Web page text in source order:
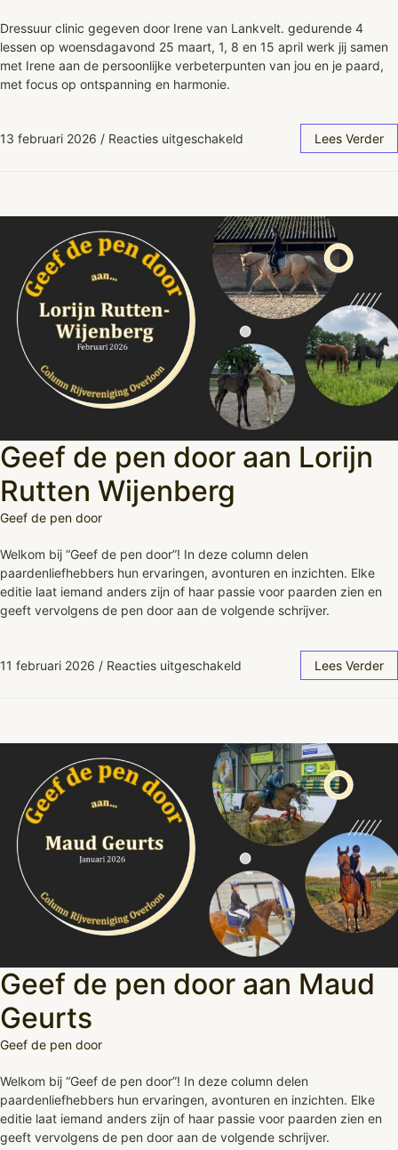
Dressuur clinic gegeven door Irene van Lankvelt. gedurende 4
lessen op woensdagavond 25 maart, 1, 8 en 15 april werk jij samen
met Irene aan de persoonlijke verbeterpunten van jou en je paard,
met focus op ontspanning en harmonie.
13 februari 2026 / Reacties uitgeschakeld Lees Verder
Geef de pen door aan Lorijn
Rutten Wijenberg
Geef de pen door
Welkom bij “Geef de pen door”! In deze column delen
paardenliefhebbers hun ervaringen, avonturen en inzichten. Elke
editie laat iemand anders zijn of haar passie voor paarden zien en
geeft vervolgens de pen door aan de volgende schrijver.
11 februari 2026 / Reacties uitgeschakeld Lees Verder
Geef de pen door aan Maud
Geurts
Geef de pen door
Welkom bij “Geef de pen door”! In deze column delen
paardenliefhebbers hun ervaringen, avonturen en inzichten. Elke
editie laat iemand anders zijn of haar passie voor paarden zien en
geeft vervolgens de pen door aan de volgende schrijver.